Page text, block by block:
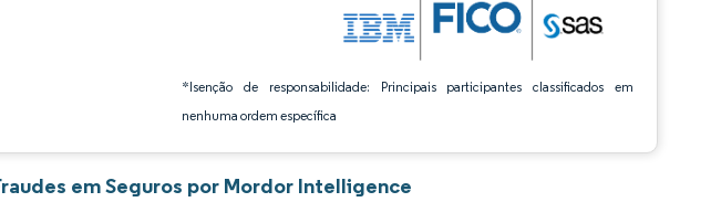
*Isenção de responsabilidade: Principais participantes classificados em
nenhuma ordem específica
em Seguros por Mordor Intelligence